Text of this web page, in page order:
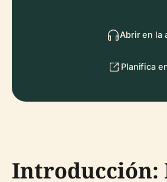
Abrir en la
Planifica
Introducción: